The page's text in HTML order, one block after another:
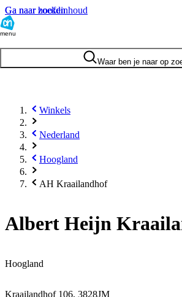
Ga naar hoofdinhoud
Ga naar zoeken
menu
Waar ben je naar op
Winkels
Nederland
Hoogland
AH Kraailandhof
Albert Heijn
Hoogland
Kraailandhof 106, 3828JM